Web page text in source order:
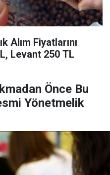
Alım Fiyatlarını
Levant 250 TL
Önce Bu
Yönetmelik